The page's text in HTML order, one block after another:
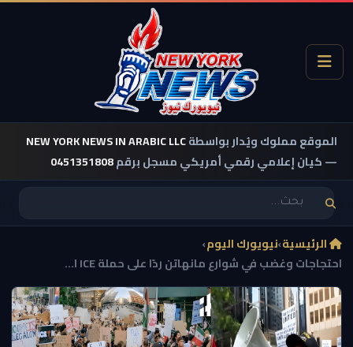
الموقع مملوك ويُدار بواسطةNEW YORK NEWS IN ARABIC LLC
— كيان إعلامي رقمي أمريكي مسجل برقم0451351808
الرئيسية›نيويورك اليوم›
احتجاجات وغضب في شوارع مانهاتن ردًا على حملة ICE ا...